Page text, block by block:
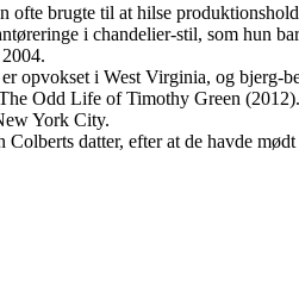
ofte brugte til at hilse
i chandelier-stil, som hun
opvokset i West Virginia, og bjerg-
Odd Life of Timothy Green (2012).
York City.
datter, efter at de havde